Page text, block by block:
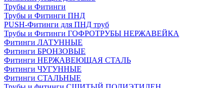
Трубы и Фитинги
Трубы и Фитинги ПНД
PUSH-Фитинги для ПНД труб
Трубы и Фитинги ГОФРОТРУБЫ НЕРЖАВЕЙКА
Фитинги ЛАТУННЫЕ
Фитинги БРОНЗОВЫЕ
Фитинги НЕРЖАВЕЮЩАЯ СТАЛЬ
Фитинги ЧУГУННЫЕ
Фитинги СТАЛЬНЫЕ